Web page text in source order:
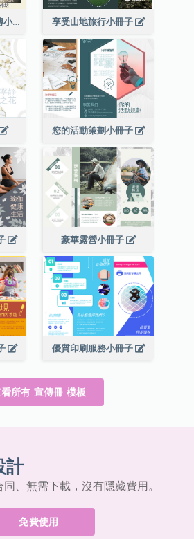
戲劇表演工作坊宣傳小冊子 享受山地旅行小冊子
您的活動策劃小冊子
豪華露營小冊子
優質印刷服務小冊子
所有 宣傳冊 模板
計
、無需下載，沒有隱藏費用。
免費使用